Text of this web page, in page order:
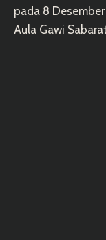
pada 8
Aula Gawi